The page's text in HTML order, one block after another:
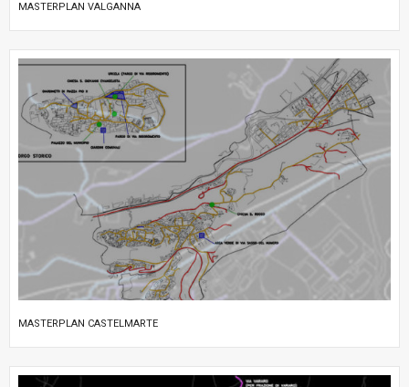
MASTERPLAN VALGANNA
MASTERPLAN CASTELMARTE